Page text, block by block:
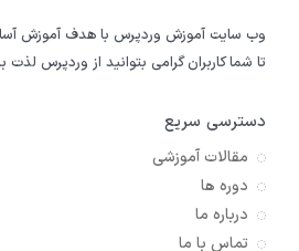
وب سایت آموزش وردپرس با هدف آموزش
تا شما کاربران گرامی بتوانید از وردپرس لذت
دسترسی سریع
مقالات آموزشی
دوره ها
درباره ما
تماس با ما